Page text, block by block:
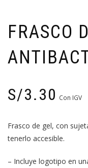
FRASCO
S/3.30 Con IGV
Frasco de gel, con
tenerlo accesible.
– Incluye logotipo en